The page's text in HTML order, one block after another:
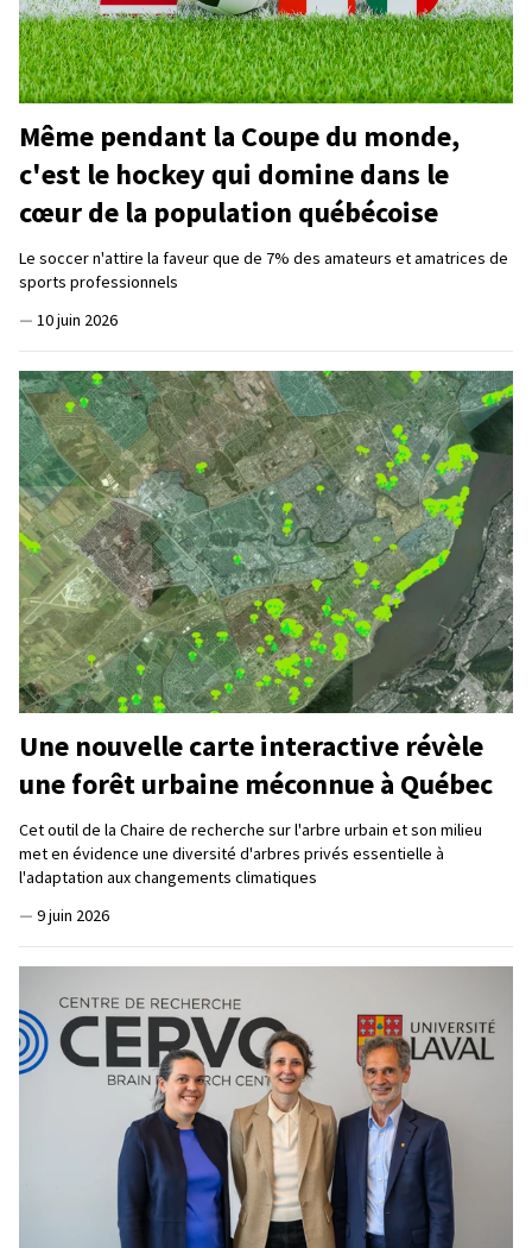
Même pendant la Coupe du monde,
c'est le hockey qui domine dans le
cœur de la population québécoise
Le soccer n'attire la faveur que de 7% des amateurs et amatrices de
sports professionnels
— 10 juin 2026
Une nouvelle carte interactive révèle
une forêt urbaine méconnue à Québec
Cet outil de la Chaire de recherche sur l'arbre urbain et son milieu
met en évidence une diversité d'arbres privés essentielle à
l'adaptation aux changements climatiques
— 9 juin 2026